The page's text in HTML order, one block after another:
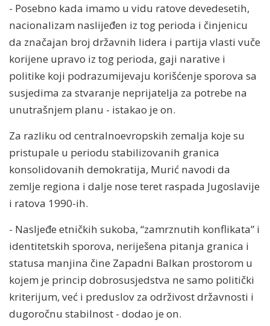
- Posebno kada imamo u vidu ratove devedesetih,
nacionalizam naslijeđen iz tog perioda i činjenicu
da značajan broj državnih lidera i partija vlasti vuče
korijene upravo iz tog perioda, gaji narative i
politike koji podrazumijevaju korišćenje sporova sa
susjedima za stvaranje neprijatelja za potrebe na
unutrašnjem planu - istakao je on.
Za razliku od centralnoevropskih zemalja koje su
pristupale u periodu stabilizovanih granica
konsolidovanih demokratija, Murić navodi da
zemlje regiona i dalje nose teret raspada Jugoslavije
i ratova 1990-ih.
- Nasljeđe etničkih sukoba, “zamrznutih konflikata” i
identitetskih sporova, neriješena pitanja granica i
statusa manjina čine Zapadni Balkan prostorom u
kojem je princip dobrosusjedstva ne samo politički
kriterijum, već i preduslov za održivost državnosti i
dugoročnu stabilnost - dodao je on.